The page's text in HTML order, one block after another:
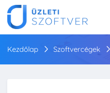
Kezdőlap Szoftvercégek